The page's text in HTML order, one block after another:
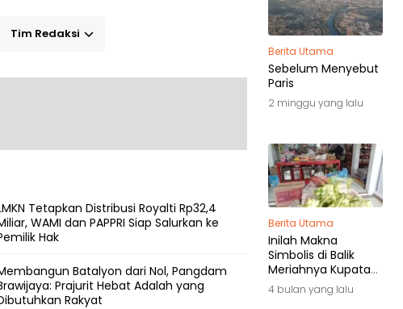
Tim Redaksi
Tetapkan Distribusi Royalti Rp32,4
WAMI dan PAPPRI Siap Salurkan ke
Hak
Batalyon dari Nol, Pangdam
Prajurit Hebat Adalah yang
Rakyat
Berita Utama
Sebelum Menyebut
Paris
2 minggu yang lalu
Berita Utama
Inilah Makna
Simbolis di Balik
Meriahnya Kupatan
di Jawa
4 bulan yang lalu